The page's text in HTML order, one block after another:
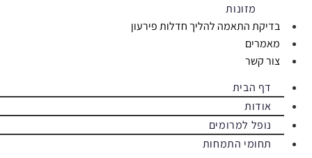
מזונות
בדיקת התאמה להליך חדלות פירעון
מאמרים
צור קשר
דף הבית
אודות
נופל למרומים
תחומי התמחות